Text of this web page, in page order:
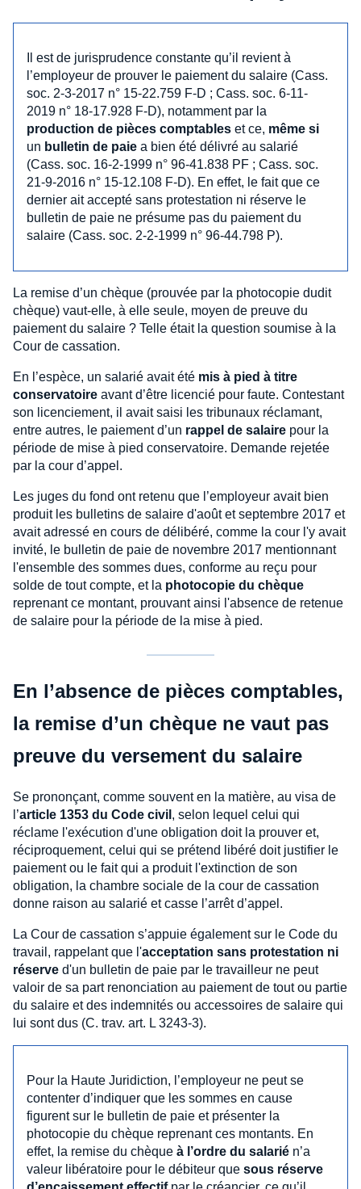
Il est de jurisprudence constante qu’il revient à
l’employeur de prouver le paiement du salaire (Cass.
soc. 2-3-2017 n° 15-22.759 F-D ; Cass. soc. 6-11-
2019 n° 18-17.928 F-D), notamment par la
production de pièces comptables et ce, même si
un bulletin de paie a bien été délivré au salarié
(Cass. soc. 16-2-1999 n° 96-41.838 PF ; Cass. soc.
21-9-2016 n° 15-12.108 F-D). En effet, le fait que ce
dernier ait accepté sans protestation ni réserve le
bulletin de paie ne présume pas du paiement du
salaire (Cass. soc. 2-2-1999 n° 96-44.798 P).
La remise d’un chèque (prouvée par la photocopie dudit
chèque) vaut-elle, à elle seule, moyen de preuve du
paiement du salaire ? Telle était la question soumise à la
Cour de cassation.
En l’espèce, un salarié avait été mis à pied à titre
conservatoire avant d’être licencié pour faute. Contestant
son licenciement, il avait saisi les tribunaux réclamant,
entre autres, le paiement d’un rappel de salaire pour la
période de mise à pied conservatoire. Demande rejetée
par la cour d’appel.
Les juges du fond ont retenu que l’employeur avait bien
produit les bulletins de salaire d'août et septembre 2017 et
avait adressé en cours de délibéré, comme la cour l'y avait
invité, le bulletin de paie de novembre 2017 mentionnant
l'ensemble des sommes dues, conforme au reçu pour
solde de tout compte, et la photocopie du chèque
reprenant ce montant, prouvant ainsi l'absence de retenue
de salaire pour la période de la mise à pied.
En l’absence de pièces comptables,
la remise d’un chèque ne vaut pas
preuve du versement du salaire
Se prononçant, comme souvent en la matière, au visa de
l’article 1353 du Code civil , selon lequel celui qui
réclame l'exécution d'une obligation doit la prouver et,
réciproquement, celui qui se prétend libéré doit justifier le
paiement ou le fait qui a produit l'extinction de son
obligation, la chambre sociale de la cour de cassation
donne raison au salarié et casse l’arrêt d’appel.
La Cour de cassation s’appuie également sur le Code du
travail, rappelant que l'acceptation sans protestation ni
réserve d'un bulletin de paie par le travailleur ne peut
valoir de sa part renonciation au paiement de tout ou partie
du salaire et des indemnités ou accessoires de salaire qui
lui sont dus (C. trav. art. L 3243-3).
Pour la Haute Juridiction, l’employeur ne peut se
contenter d’indiquer que les sommes en cause
figurent sur le bulletin de paie et présenter la
photocopie du chèque reprenant ces montants. En
effet, la remise du chèque à l’ordre du salarié n’a
valeur libératoire pour le débiteur que sous réserve